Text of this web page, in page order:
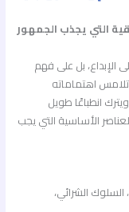
التي يجذب الجمهور
الإبداع، بل على فهم
اهتماماته
انطباعًا طويل
الأساسية التي يجب
الشرائي،